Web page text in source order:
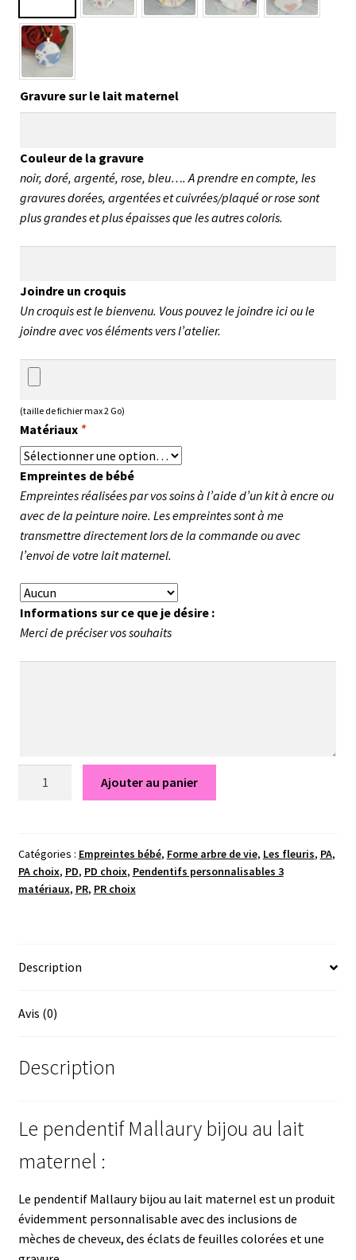
Gravure sur le lait maternel
Couleur de la gravure
noir, doré, argenté, rose, bleu…. A prendre en compte, les
gravures dorées, argentées et cuivrées/plaqué or rose sont
plus grandes et plus épaisses que les autres coloris.
Joindre un croquis
Un croquis est le bienvenu. Vous pouvez le joindre ici ou le
joindre avec vos éléments vers l’atelier.
(taille de fichier max 2 Go)
Matériaux *
Empreintes de bébé
Empreintes réalisées par vos soins à l’aide d’un kit à encre ou
avec de la peinture noire. Les empreintes sont à me
transmettre directement lors de la commande ou avec
l’envoi de votre lait maternel.
Informations sur ce que je désire :
Merci de préciser vos souhaits
-
Bijou
au
Ajouter au panier
Catégories : Empreintes bébé, Forme arbre de vie, Les fleuris, PA,
PA choix, PD, PD choix, Pendentifs personnalisables 3
matériaux, PR, PR choix
Description
Avis (0)
Description
Le pendentif Mallaury bijou au lait
maternel :
Le pendentif Mallaury bijou au lait maternel est un produit
évidemment personnalisable avec des inclusions de
mèches de cheveux, des éclats de feuilles colorées et une